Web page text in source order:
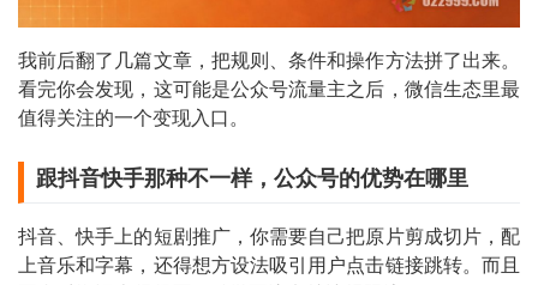
我前后翻了几篇文章，把规则、条件和操作方法拼了出来。
看完你会发现，这可能是公众号流量主之后，微信生态里最
值得关注的一个变现入口。
跟抖音快手那种不一样，公众号的优势在哪里
抖音、快手上的短剧推广，你需要自己把原片剪成切片，配
上音乐和字幕，还得想方设法吸引用户点击链接跳转。而且